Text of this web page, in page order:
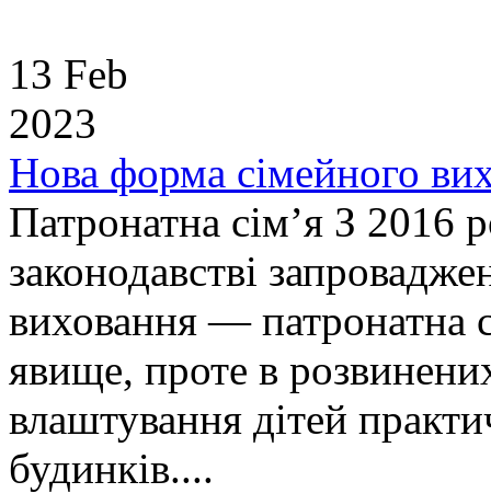
13 Feb
2023
Нова форма сімейного
Патронатна сім’я З 2016
законодавстві
виховання — патронатна
явище, проте в
влаштування дітей
будинків....